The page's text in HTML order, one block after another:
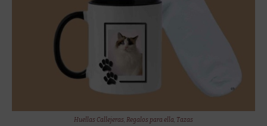
Huellas Callejeras, Regalos para ella, Tazas